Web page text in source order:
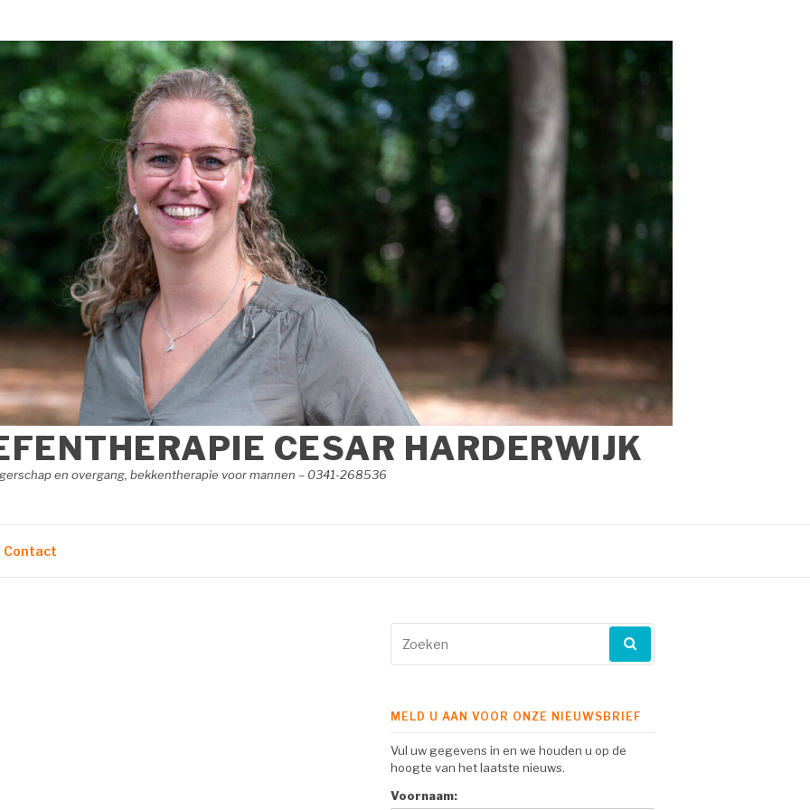
CESAR HARDERWIJK
en overgang, bekkentherapie voor mannen – 0341-268536
Contact
naar:
MELD U AAN VOOR ONZE NIEUWSBRIEF
Vul uw gegevens in en we houden u op de
hoogte van het laatste nieuws.
Voornaam: